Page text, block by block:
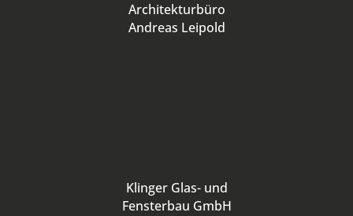
Architekturbüro
Andreas Leipold
Klinger Glas- und
Fensterbau GmbH